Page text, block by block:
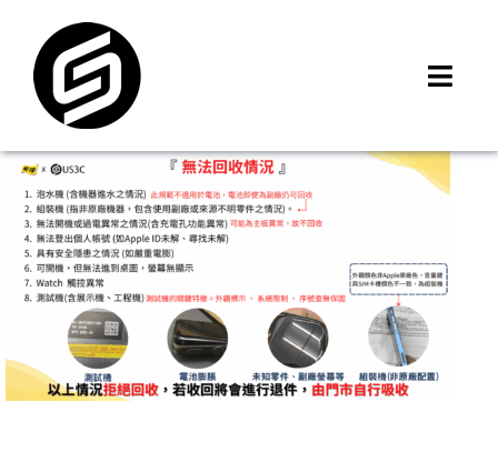
content
門市據點
iMCheck APP
iPhone 回收價
線上商城
3C租賃
MSI 舊換新